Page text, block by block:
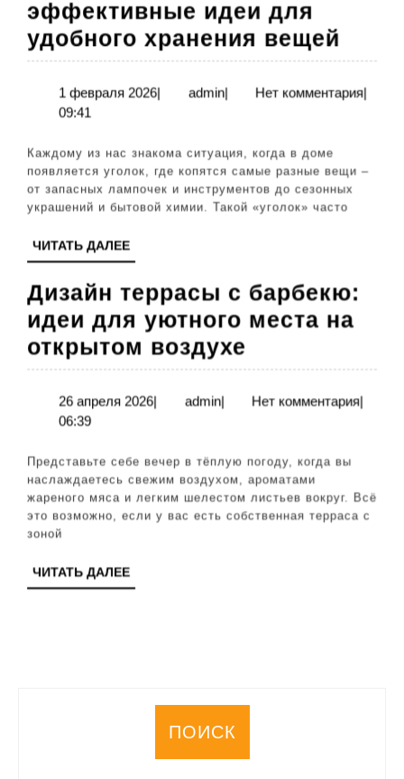
эффективные идеи для
удобного хранения вещей
1 февраля 20261| adminadmin
| Нет комментария|
09:41
Каждому из нас знакома ситуация, когда в доме
появляется уголок, где копятся самые разные вещи –
от запасных лампочек и инструментов до сезонных
украшений и бытовой химии. Такой «уголок» часто
ЧИТАТЬ ДАЛЕЕЧИТАТЬ
ДАЛЕЕ
Дизайн террасы с барбекю:
идеи для уютного места на
открытом воздухе
террасы
с
идеи
для
уютного
26 апреля 202626
| adminadmin
| Нет комментария|
06:39
Представьте себе вечер в тёплую погоду, когда вы
наслаждаетесь свежим воздухом, ароматами
жареного мяса и легким шелестом листьев вокруг. Всё
это возможно, если у вас есть собственная терраса с
зоной
ЧИТАТЬ ДАЛЕЕЧИТАТЬ
ДАЛЕЕ
ПОИСК